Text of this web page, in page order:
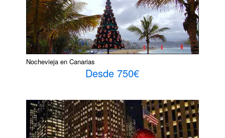
Nochevieja en Canarias
Desde 750€